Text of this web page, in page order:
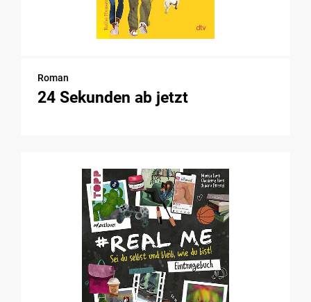
Roman
24 Sekunden ab jetzt